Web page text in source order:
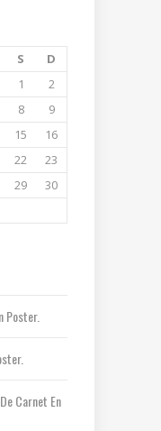
S
D
1
2
8
9
15
16
22
23
29
30
Poster.
Carnet En